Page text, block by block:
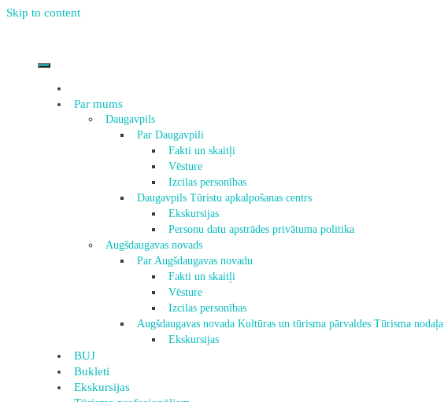
Skip to content
Par mums
Daugavpils
Par Daugavpili
Fakti un skaitļi
Vēsture
Izcilas personības
Daugavpils Tūristu apkalpošanas centrs
Ekskursijas
Personu datu apstrādes privātuma politika
Augšdaugavas novads
Par Augšdaugavas novadu
Fakti un skaitļi
Vēsture
Izcilas personības
Augšdaugavas novada Kultūras un tūrisma pārvaldes Tūrisma nodaļa
Ekskursijas
BUJ
Bukleti
Ekskursijas